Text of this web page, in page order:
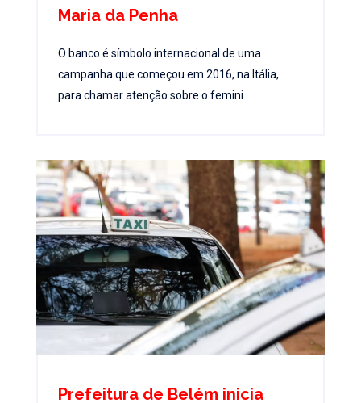
Maria da Penha
O banco é símbolo internacional de uma
campanha que começou em 2016, na Itália,
para chamar atenção sobre o femini...
Prefeitura de Belém inicia